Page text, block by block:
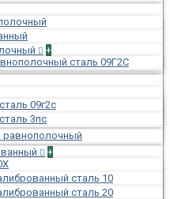
+
сталь 09Г2С
09г2с
3пс
равнополочный
+
сталь 10
сталь 20